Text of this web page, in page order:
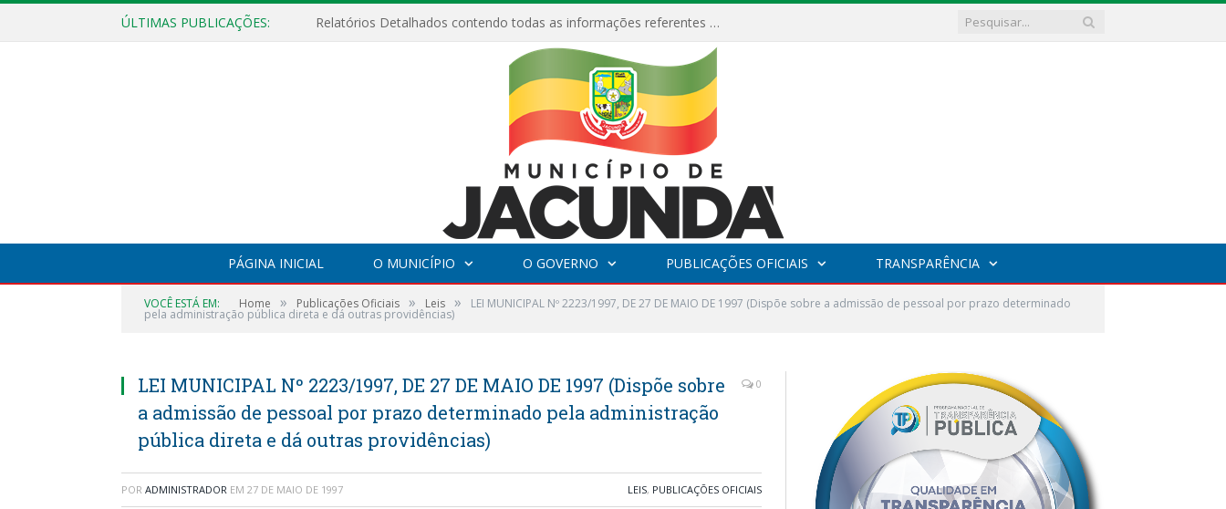
ÚLTIMAS PUBLICAÇÕES: Relatórios Detalhados contendo todas as informações referentes a execução de recursos destinados ao fomento de projetos culturais no Município de Jacundá entre os anos de 2022 ao presente ano de 2026.
PÁGINA INICIAL O MUNICÍPIO O GOVERNO PUBLICAÇÕES OFICIAIS TRANSPARÊNCIA
VOCÊ ESTÁ EM: Home » Publicações Oficiais » Leis » LEI MUNICIPAL Nº 2223/1997, DE 27 DE MAIO DE 1997 (Dispõe sobre a admissão de pessoal por prazo determinado
pela administração pública direta e dá outras providências)
LEI MUNICIPAL Nº 2223/1997, DE 27 DE MAIO DE 1997 (Dispõe sobre
a admissão de pessoal por prazo determinado pela administração
pública direta e dá outras providências)
0
POR ADMINISTRADOR EM 27 DE MAIO DE 1997 LEIS, PUBLICAÇÕES OFICIAIS